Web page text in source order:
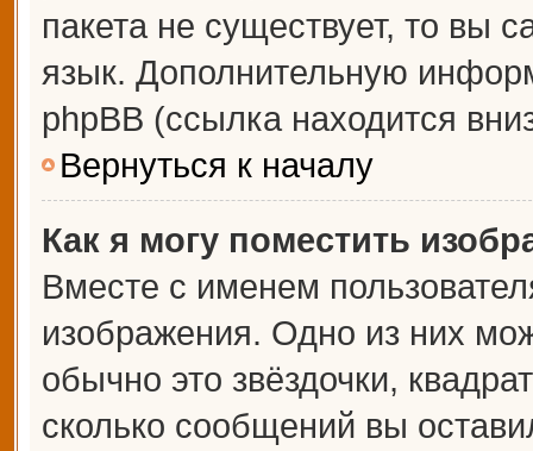
пакета не существует, то вы
язык. Дополнительную
phpBB (ссылка находится
Вернуться к началу
Как я могу поместить
Вместе с именем
изображения. Одно из них
обычно это звёздочки,
сколько сообщений вы